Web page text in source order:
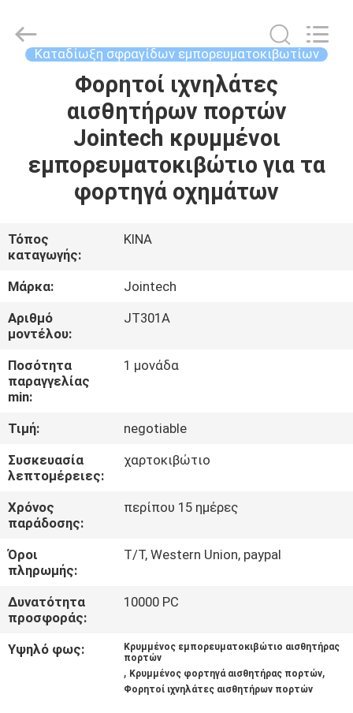
ΠΡΟΪΌΝΤΑ
ΕΜΦΆΝΙΣΗ
ΠΕΡΊΠΟΥ
ΕΜΕΊΣ
ΓΎΡΟΣ
ΕΡΓΟΣΤΑΣΊΩΝ
ΠΟΙΟΤΙΚΌΣ
ΈΛΕΓΧΟΣ
ΕΛΆΤΕ
ΣΕ
ΕΠΑΦΉ
ΜΕ
ΖΗΤΉΣΤΕ
Καταδίωξη σφραγίδων εμπορευματοκιβωτίων
Φορητοί ιχνηλάτες
αισθητήρων πορτών
Jointech κρυμμένοι
εμπορευματοκιβώτιο για τα
φορτηγά οχημάτων
Τόπος
καταγωγής:
ΚΙΝΑ
Μάρκα:
Jointech
Αριθμό
μοντέλου:
JT301A
Ποσότητα
παραγγελίας
min:
1 μονάδα
Τιμή:
negotiable
Συσκευασία
λεπτομέρειες:
χαρτοκιβώτιο
Χρόνος
παράδοσης:
περίπου 15 ημέρες
Όροι
πληρωμής:
T/T, Western Union, paypal
Δυνατότητα
προσφοράς:
10000 PC
Υψηλό φως:
Κρυμμένος εμπορευματοκιβώτιο αισθητήρας
πορτών
, Κρυμμένος φορτηγά αισθητήρας πορτών,
Φορητοί ιχνηλάτες αισθητήρων πορτών